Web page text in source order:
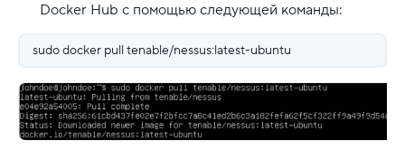
Docker Hub с помощью следующей команды:
sudo docker pull tenable/nessus:latest-ubuntu